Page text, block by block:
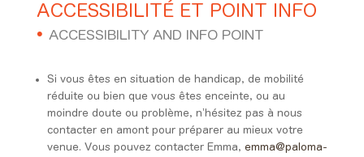
ACCESSIBILITÉ ET POINT INFO
• ACCESSIBILITY AND INFO POINT
Si vous êtes en situation de handicap, de mobilité
réduite ou bien que vous êtes enceinte, ou au
moindre doute ou problème, n’hésitez pas à nous
contacter en amont pour préparer au mieux votre
venue. Vous pouvez contacter Emma, emma@paloma-